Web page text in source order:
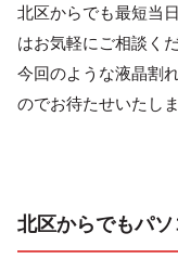
北区からでも最短当
はお気軽にご相談く
今回のような液晶割
のでお待たせいたし
北区からでもパ